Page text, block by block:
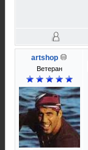
artshop
Ветеран